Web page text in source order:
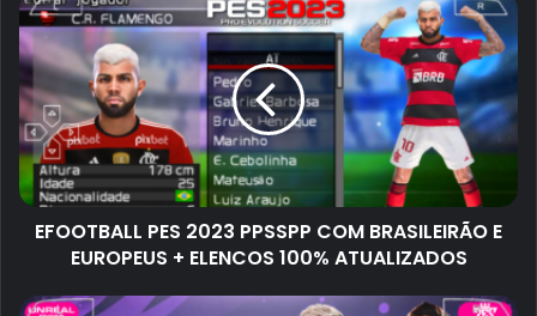
EFOOTBALL PES 2023 PPSSPP COM BRASILEIRÃO E
EUROPEUS + ELENCOS 100% ATUALIZADOS